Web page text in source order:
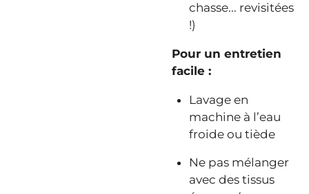
chasse... revisitées
!)
Pour un entretien
facile :
Lavage en
machine à l’eau
froide ou tiède
Ne pas mélanger
avec des tissus